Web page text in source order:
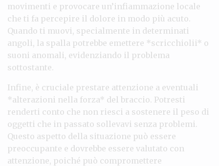
movimenti e provocare un’infiammazione locale
che ti fa percepire il dolore in modo più acuto.
Quando ti muovi, specialmente in determinati
angoli, la spalla potrebbe emettere *scricchiolii* o
suoni anomali, evidenziando il problema
sottostante.
Infine, è cruciale prestare attenzione a eventuali
*alterazioni nella forza* del braccio. Potresti
renderti conto che non riesci a sostenere il peso di
oggetti che in passato sollevavi senza problemi.
Questo aspetto della situazione può essere
preoccupante e dovrebbe essere valutato con
attenzione, poiché può compromettere